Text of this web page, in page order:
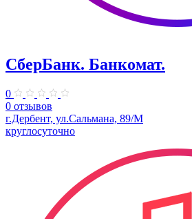
СберБанк. Банкомат.
0
0 отзывов
г.Дербент, ул.​Сальмана, 89/М
круглосуточно